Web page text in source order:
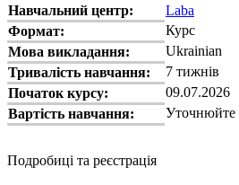
Навчальний центр:
Laba
Формат:
Курс
Мова викладання:
Ukrainian
Тривалість навчання:
7 тижнів
Початок курсу:
09.07.2026
Вартість навчання:
Уточнюйте
Подробиці та реєстрація